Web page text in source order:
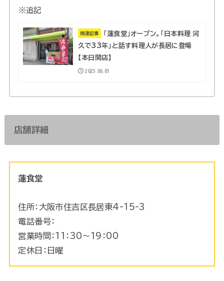
※追記
関連記事
「蓮食堂」オープン。「日本料理 河
久で33年」と話す料理人が長居に登場
【本日開店】
2025.06.01
店舗詳細
蓮食堂
住所：大阪市住吉区長居東4-15-3
電話番号：
営業時間：11：30～19：00
定休日：日曜